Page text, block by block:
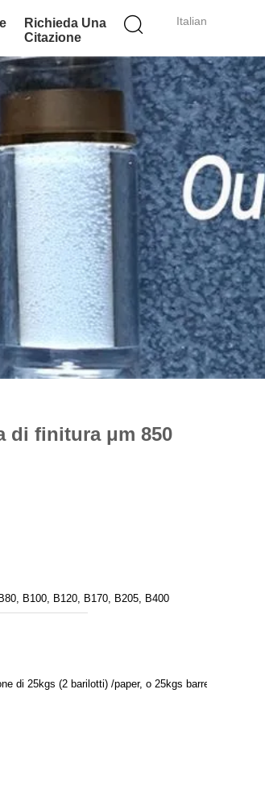
Italian
Richieda Una
Citazione
di finitura μm 850
B100, B120, B170, B205, B400
di 25kgs (2 barilotti) /paper, o 25kgs barrels